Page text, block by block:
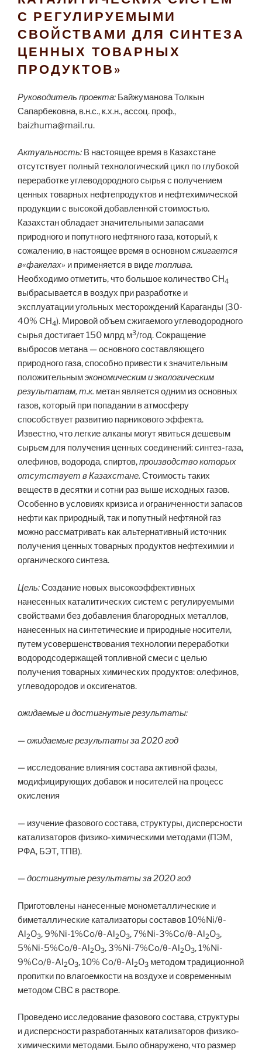
С РЕГУЛИРУЕМЫМИ
СВОЙСТВАМИ ДЛЯ СИНТЕЗА
ЦЕННЫХ ТОВАРНЫХ
ПРОДУКТОВ»
Руководитель проекта: Байжуманова Толкын
Сапарбековна, в.н.с., к.х.н., ассоц. проф.,
baizhuma@mail.ru.
Актуальность: В настоящее время в Казахстане
отсутствует полный технологический цикл по глубокой
переработке углеводородного сырья с получением
ценных товарных нефтепродуктов и нефтехимической
продукции с высокой добавленной стоимостью.
Казахстан обладает значительными запасами
природного и попутного нефтяного газа, который, к
сожалению, в настоящее время в основномсжигается
в«факелах» и применяется в видетоплива.
Необходимо отметить, что большое количество СН4
выбрасывается в воздух при разработке и
эксплуатации угольных месторождений Караганды (30-
40% СН4). Мировой объем сжигаемого углеводородного
сырья достигает 150 млрд м3/год. Сокращение
выбросов метана — основного составляющего
природного газа, способно привести к значительным
положительнымэкономическим и экологическим
результатам, т.к. метан является одним из основных
газов, который при попадании в атмосферу
способствует развитию парникового эффекта.
Известно, что легкие алканы могут явиться дешевым
сырьем для получения ценных соединений: синтез-газа,
олефинов, водорода, спиртов,производство которых
отсутствует в Казахстане. Стоимость таких
веществ в десятки и сотни раз выше исходных газов.
Особенно в условиях кризиса и ограниченности запасов
нефти как природный, так и попутный нефтяной газ
можно рассматривать как альтернативный источник
получения ценных товарных продуктов нефтехимии и
органического синтеза.
Цель:Создание новых высокоэффективных
нанесенных каталитических систем с регулируемыми
свойствами без добавления благородных металлов,
нанесенных на синтетические и природные носители,
путем усовершенствования технологии переработки
водородсодержащей топливной смеси с целью
получения товарных химических продуктов: олефинов,
углеводородов и оксигенатов.
ожидаемые и достигнутые результаты:
— ожидаемые результаты за 2020 год
— исследование влияния состава активной фазы,
модифицирующих добавок и носителей на процесс
окисления
— изучение фазового состава, структуры, дисперсности
катализаторов физико-химическими методами (ПЭМ,
РФА, БЭТ, ТПВ).
— достигнутые результаты за 2020 год
Приготовлены нанесенные монометаллические и
биметаллические катализаторы составов 10%Ni/θ-
Al2O3, 9%Ni-1%Co/θ-Al2O3, 7%Ni-3%Co/θ-Al2O3,
5%Ni-5%Co/θ-Al2O3, 3%Ni-7%Co/θ-Al2O3, 1%Ni-
9%Co/θ-Al2O3, 10% Co/θ-Al2O3 методом традиционной
пропитки по влагоемкости на воздухе и современным
методом СВС в растворе.
Проведено исследование фазового состава, структуры
и дисперсности разработанных катализаторов физико-
химическими методами. Было обнаружено, что размер